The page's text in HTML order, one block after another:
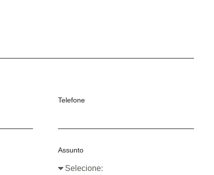
Telefone
Assunto